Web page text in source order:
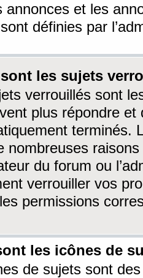
annonces et les
définies par
les sujets
verrouillés sont
plus répondre
terminés.
nombreuses
du forum ou
verrouiller vos
permissions
les icônes de
de sujets sont